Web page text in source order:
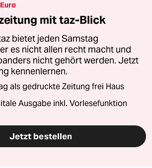
mit taz-Blick
bietet jeden Samstag
es nicht allen recht macht und
nicht gehört werden. Jetzt
kennenlernen.
als gedruckte Zeitung frei Haus
Ausgabe inkl. Vorlesefunktion
Jetzt bestellen